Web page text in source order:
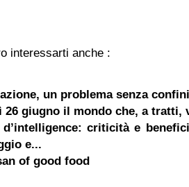
interessarti anche :
un problema senza confini
26 giugno il mondo che, a tratti,
criticità e
e...
of good food